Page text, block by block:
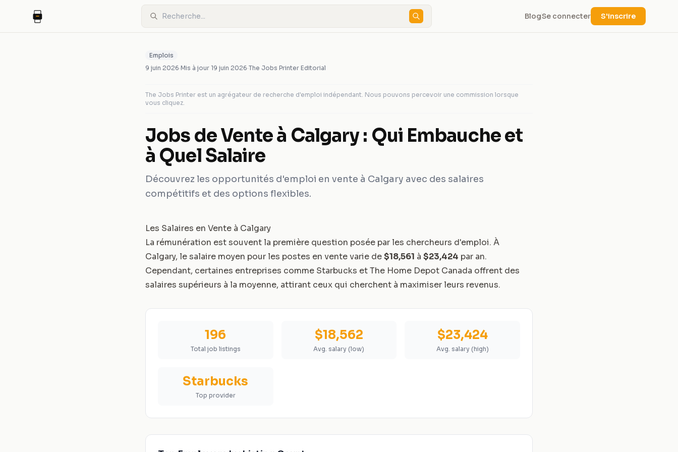
BlogSe connecter S'inscrire
Emplois
9 juin 2026·Mis à jour 19 juin 2026·The Jobs Printer Editorial
The Jobs Printer est un agrégateur de recherche d'emploi indépendant. Nous pouvons percevoir une commission lorsque
vous cliquez.
Jobs de Vente à Calgary : Qui Embauche et
à Quel Salaire
Découvrez les opportunités d'emploi en vente à Calgary avec des salaires
compétitifs et des options flexibles.
Les Salaires en Vente à Calgary
La rémunération est souvent la première question posée par les chercheurs d'emploi. À
Calgary, le salaire moyen pour les postes en vente varie de$18,561 à $23,424 par an.
Cependant, certaines entreprises comme Starbucks et The Home Depot Canada offrent des
salaires supérieurs à la moyenne, attirant ceux qui cherchent à maximiser leurs revenus.
196
Total job listings
$18,562
Avg. salary (low)
$23,424
Avg. salary (high)
Starbucks
Top provider